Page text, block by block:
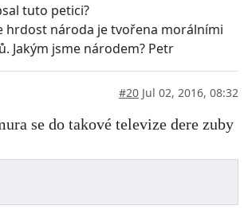
tuto petici?
hrdost národa je tvořena morálními
Jakým jsme národem? Petr
#20 Jul 02, 2016, 08:32
se do takové televize dere zuby